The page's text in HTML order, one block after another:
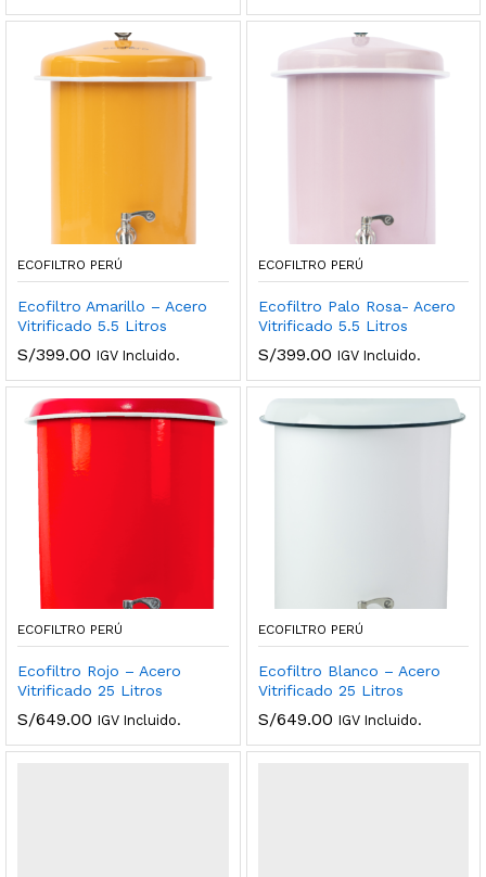
ECOFILTRO PERÚ
Ecofiltro Amarillo – Acero
Vitrificado 5.5 Litros
S/399.00 IGV Incluido.
ECOFILTRO PERÚ
Ecofiltro Palo Rosa- Acero
Vitrificado 5.5 Litros
S/399.00 IGV Incluido.
ECOFILTRO PERÚ
Ecofiltro Rojo – Acero
Vitrificado 25 Litros
S/649.00 IGV Incluido.
ECOFILTRO PERÚ
Ecofiltro Blanco – Acero
Vitrificado 25 Litros
S/649.00 IGV Incluido.